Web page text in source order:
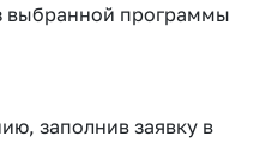
выбранной программы
заполнив заявку в